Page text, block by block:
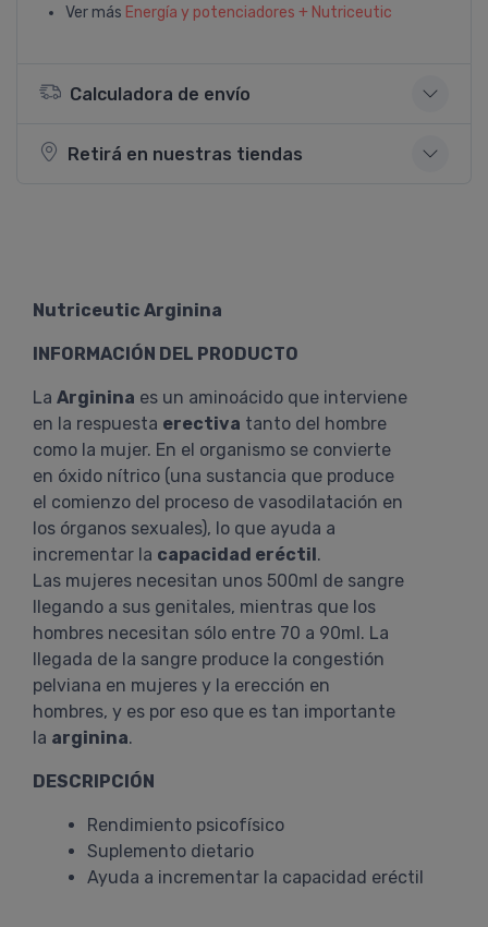
Ver más Energí­a y potenciadores + Nutriceutic
Calculadora de envío
Retirá en nuestras tiendas
Nutriceutic Arginina
INFORMACIÓN DEL PRODUCTO
La Arginina es un aminoácido que interviene
en la respuesta erectiva tanto del hombre
como la mujer. En el organismo se convierte
en óxido nítrico (una sustancia que produce
el comienzo del proceso de vasodilatación en
los órganos sexuales), lo que ayuda a
incrementar la capacidad eréctil.
Las mujeres necesitan unos 500ml de sangre
llegando a sus genitales, mientras que los
hombres necesitan sólo entre 70 a 90ml. La
llegada de la sangre produce la congestión
pelviana en mujeres y la erección en
hombres, y es por eso que es tan importante
la arginina.
DESCRIPCIÓN
Rendimiento psicofísico
Suplemento dietario
Ayuda a incrementar la capacidad eréctil